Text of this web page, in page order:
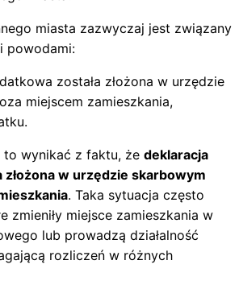
miasta zazwyczaj jest związany
powodami:
została złożona w urzędzie
miejscem zamieszkania,
to wynikać z faktu, że deklaracja
złożona w urzędzie skarbowym
. Taka sytuacja często
zmieniły miejsce zamieszkania w
lub prowadzą działalność
rozliczeń w różnych